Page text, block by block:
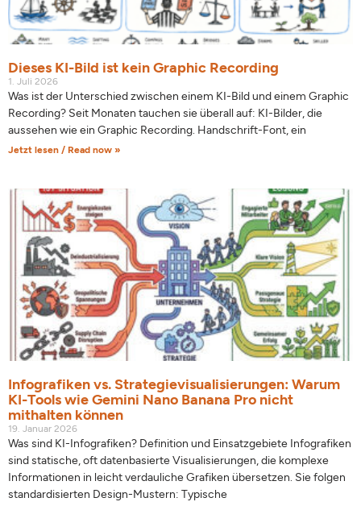
Dieses KI-Bild ist kein Graphic Recording
1. Juli 2026
Was ist der Unterschied zwischen einem KI-Bild und einem Graphic
Recording? Seit Monaten tauchen sie überall auf: KI-Bilder, die
aussehen wie ein Graphic Recording. Handschrift-Font, ein
Jetzt lesen / Read now »
Infografiken vs. Strategievisualisierungen: Warum
KI-Tools wie Gemini Nano Banana Pro nicht
mithalten können
19. Januar 2026
Was sind KI-Infografiken? Definition und Einsatzgebiete Infografiken
sind statische, oft datenbasierte Visualisierungen, die komplexe
Informationen in leicht verdauliche Grafiken übersetzen. Sie folgen
standardisierten Design-Mustern: Typische